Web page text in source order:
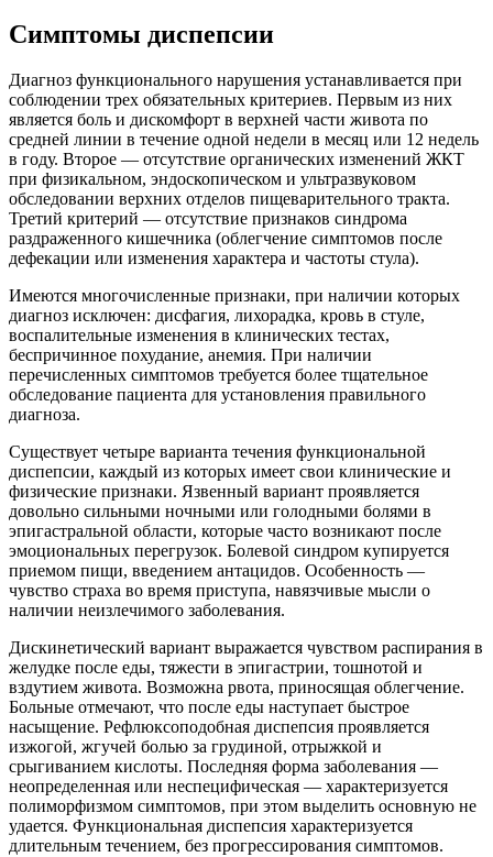
Симптомы диспепсии
Диагноз функционального нарушения устанавливается при
соблюдении трех обязательных критериев. Первым из них
является боль и дискомфорт в верхней части живота по
средней линии в течение одной недели в месяц или 12 недель
в году. Второе — отсутствие органических изменений ЖКТ
при физикальном, эндоскопическом и ультразвуковом
обследовании верхних отделов пищеварительного тракта.
Третий критерий — отсутствие признаков синдрома
раздраженного кишечника (облегчение симптомов после
дефекации или изменения характера и частоты стула).
Имеются многочисленные признаки, при наличии которых
диагноз исключен: дисфагия, лихорадка, кровь в стуле,
воспалительные изменения в клинических тестах,
беспричинное похудание, анемия. При наличии
перечисленных симптомов требуется более тщательное
обследование пациента для установления правильного
диагноза.
Существует четыре варианта течения функциональной
диспепсии, каждый из которых имеет свои клинические и
физические признаки. Язвенный вариант проявляется
довольно сильными ночными или голодными болями в
эпигастральной области, которые часто возникают после
эмоциональных перегрузок. Болевой синдром купируется
приемом пищи, введением антацидов. Особенность —
чувство страха во время приступа, навязчивые мысли о
наличии неизлечимого заболевания.
Дискинетический вариант выражается чувством распирания в
желудке после еды, тяжести в эпигастрии, тошнотой и
вздутием живота. Возможна рвота, приносящая облегчение.
Больные отмечают, что после еды наступает быстрое
насыщение. Рефлюксоподобная диспепсия проявляется
изжогой, жгучей болью за грудиной, отрыжкой и
срыгиванием кислоты. Последняя форма заболевания —
неопределенная или неспецифическая — характеризуется
полиморфизмом симптомов, при этом выделить основную не
удается. Функциональная диспепсия характеризуется
длительным течением, без прогрессирования симптомов.